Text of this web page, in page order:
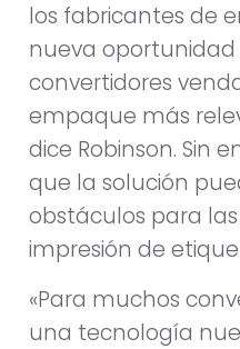
los fabricantes de
nueva
convertidores
empaque más
dice Robinson. Sin
que la solución
obstáculos para
impresión de
«Para muchos
una tecnología